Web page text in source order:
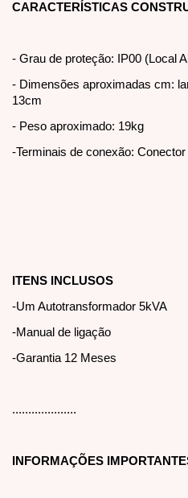
CARACTERÍSTICAS
- Grau de proteção: IP00 (Local
- Dimensões aproximadas cm:
13cm
- Peso aproximado: 19kg
-Terminais de conexão:
ITENS INCLUSOS
-Um Autotransformador 5kVA
-Manual de ligação
-Garantia 12 Meses
....................
INFORMAÇÕES